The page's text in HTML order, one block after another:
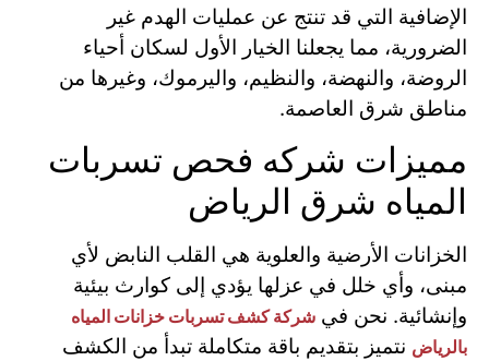
الإضافية التي قد تنتج عن عمليات الهدم غير
الضرورية، مما يجعلنا الخيار الأول لسكان أحياء
الروضة، والنهضة، والنظيم، واليرموك، وغيرها من
مناطق شرق العاصمة.
مميزات شركه فحص تسربات
المياه شرق الرياض
الخزانات الأرضية والعلوية هي القلب النابض لأي
مبنى، وأي خلل في عزلها يؤدي إلى كوارث بيئية
وإنشائية. نحن في شركة كشف تسربات خزانات المياه
بالرياض نتميز بتقديم باقة متكاملة تبدأ من الكشف